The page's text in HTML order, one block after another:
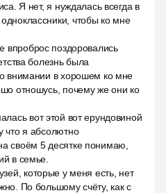
Я нет, я нуждалась всегда в
чтобы ко мне
впроброс поздоровались
болезнь была
внимании в хорошем ко мне
отношусь, почему же они ко
вот этой вот ерундовиной
что я абсолютно
своём 5 десятке понимаю,
в семье.
которые у меня есть, нет
По большому счёту, как с